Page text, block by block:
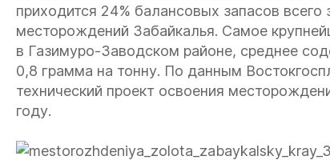
приходится 24% балансовых запасов
месторождений Забайкалья. Самое
в Газимуро-Заводском районе, среднее
0,8 грамма на тонну. По данным
технический проект освоения
году.